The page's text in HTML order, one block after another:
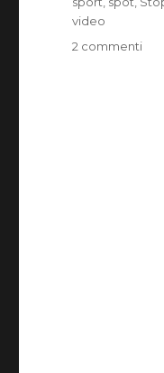
video
2 commenti